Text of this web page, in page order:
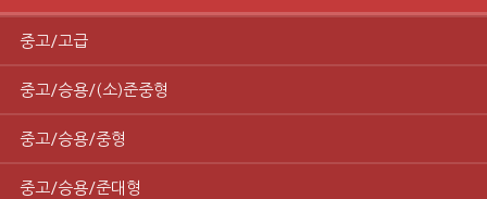
중고/고급
중고/승용/(소)준중형
중고/승용/중형
중고/승용/준대형